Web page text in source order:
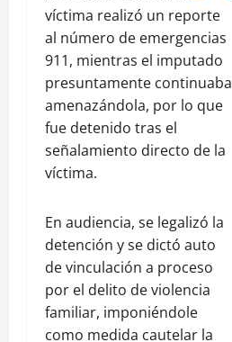
víctima realizó un reporte
al número de emergencias
911, mientras el imputado
presuntamente continuaba
amenazándola, por lo que
fue detenido tras el
señalamiento directo de la
víctima.
En audiencia, se legalizó la
detención y se dictó auto
de vinculación a proceso
por el delito de violencia
familiar, imponiéndole
como medida cautelar la